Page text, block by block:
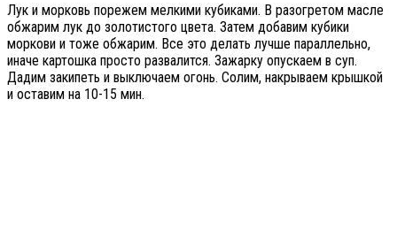
Лук и морковь порежем мелкими кубиками. В разогретом масле
обжарим лук до золотистого цвета. Затем добавим кубики
моркови и тоже обжарим. Все это делать лучше параллельно,
иначе картошка просто развалится. Зажарку опускаем в суп.
Дадим закипеть и выключаем огонь. Солим, накрываем крышкой
и оставим на 10-15 мин.